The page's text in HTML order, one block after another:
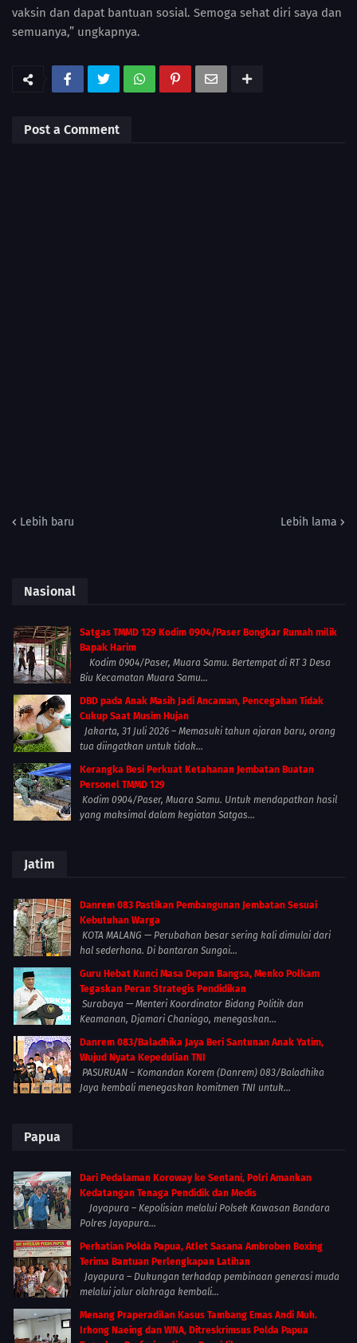
vaksin dan dapat bantuan sosial. Semoga sehat diri saya dan
semuanya,” ungkapnya.
Post a Comment
Lebih baru Lebih lama
Nasional
Satgas TMMD 129 Kodim 0904/Paser Bongkar Rumah milik
Bapak Harim
Kodim 0904/Paser, Muara Samu. Bertempat di RT 3 Desa
Biu Kecamatan Muara Samu...
DBD pada Anak Masih Jadi Ancaman, Pencegahan Tidak
Cukup Saat Musim Hujan
Jakarta, 31 Juli 2026 – Memasuki tahun ajaran baru, orang
tua diingatkan untuk tidak...
Kerangka Besi Perkuat Ketahanan Jembatan Buatan
Personel TMMD 129
Kodim 0904/Paser, Muara Samu. Untuk mendapatkan hasil
yang maksimal dalam kegiatan Satgas...
Jatim
Danrem 083 Pastikan Pembangunan Jembatan Sesuai
Kebutuhan Warga
KOTA MALANG — Perubahan besar sering kali dimulai dari
hal sederhana. Di bantaran Sungai...
Guru Hebat Kunci Masa Depan Bangsa, Menko Polkam
Tegaskan Peran Strategis Pendidikan
Surabaya — Menteri Koordinator Bidang Politik dan
Keamanan, Djamari Chaniago, menegaskan...
Danrem 083/Baladhika Jaya Beri Santunan Anak Yatim,
Wujud Nyata Kepedulian TNI
PASURUAN – Komandan Korem (Danrem) 083/Baladhika
Jaya kembali menegaskan komitmen TNI untuk...
Papua
Dari Pedalaman Koroway ke Sentani, Polri Amankan
Kedatangan Tenaga Pendidik dan Medis
Jayapura – Kepolisian melalui Polsek Kawasan Bandara
Polres Jayapura...
Perhatian Polda Papua, Atlet Sasana Ambroben Boxing
Terima Bantuan Perlengkapan Latihan
Jayapura – Dukungan terhadap pembinaan generasi muda
melalui jalur olahraga kembali...
Menang Praperadilan Kasus Tambang Emas Andi Muh.
Irhong Naeing dan WNA, Ditreskrimsus Polda Papua